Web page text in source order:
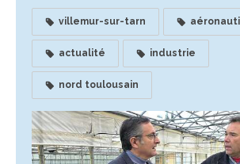
villemur-sur-tarn
actualité industrie
nord toulousain